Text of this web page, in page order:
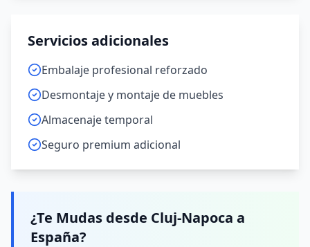
Servicios adicionales
Embalaje profesional reforzado
Desmontaje y montaje de muebles
Almacenaje temporal
Seguro premium adicional
¿Te Mudas desde Cluj-Napoca a
España?